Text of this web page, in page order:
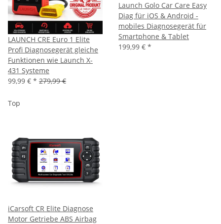
LAUNCH CRE Euro 1 Elite
Profi Diagnosegerät gleiche
Funktionen wie Launch X-
431 Systeme
99,99 € * 279,99 €
Launch Golo Car Care Easy
Diag für iOS & Android -
mobiles Diagnosegerät für
Smartphone & Tablet
199,99 € *
Top
iCarsoft CR Elite Diagnose
Motor Getriebe ABS Airbag